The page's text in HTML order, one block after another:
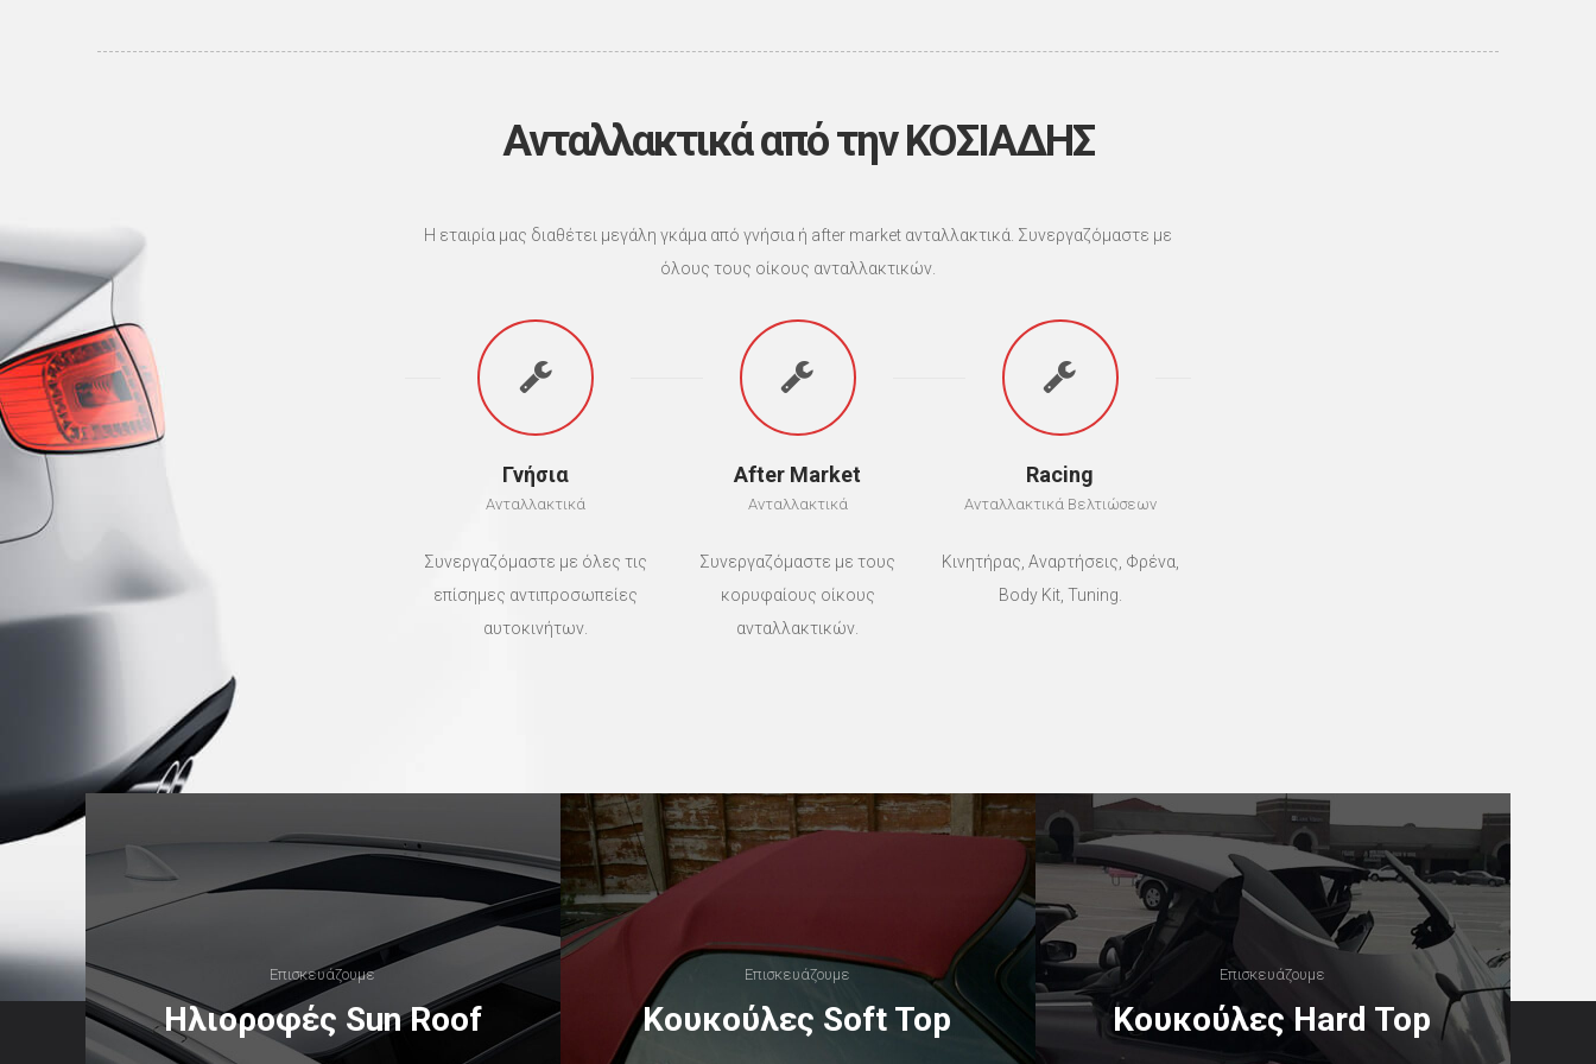
Ανταλλακτικά από την ΚΟΣΙΑΔΗΣ
Η εταιρία μας διαθέτει μεγάλη γκάμα από γνήσια ή after market ανταλλακτικά. Συνεργαζόμαστε με
όλους τους οίκους ανταλλακτικών.
Γνήσια
Ανταλλακτικά
Συνεργαζόμαστε με όλες τις
επίσημες αντιπροσωπείες
αυτοκινήτων.
After Market
Ανταλλακτικά
Συνεργαζόμαστε με τους
κορυφαίους οίκους
ανταλλακτικών.
Racing
Ανταλλακτικά Βελτιώσεων
Κινητήρας, Αναρτήσεις, Φρένα,
Body Kit, Tuning.
Επισκευάζουμε
Ηλιοροφές Sun Roof
Επισκευάζουμε
Κουκούλες Soft Top
Επισκευάζουμε
Kουκούλες Hard Top